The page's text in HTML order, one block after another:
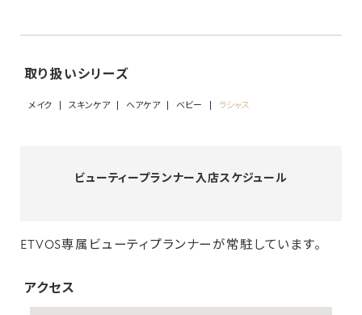
取り扱いシリーズ
メイク スキンケア ヘアケア ベビー ラシャス
ビューティープランナー入店スケジュール
ETVOS専属ビューティプランナーが常駐しています。
アクセス